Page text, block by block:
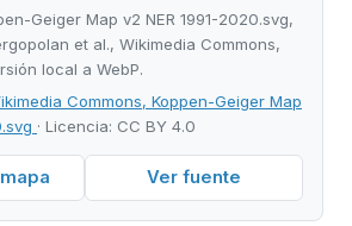
Geiger Map v2 NER 1991-2020.svg,
et al., Wikimedia Commons,
local a WebP.
Commons, Koppen-Geiger Map
· Licencia: CC BY 4.0
Ver fuente